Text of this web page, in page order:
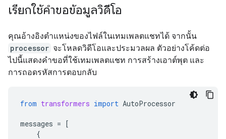
เรียกใช้คำขอข้อมูลวิดีโอ
คุณอ้างอิงตำแหน่งของไฟล์ในเทมเพลตแชทได้ จากนั้น
processor จะโหลดวิดีโอและประมวลผล ตัวอย่างโค้ดต่อ
ไปนี้แสดงคำขอที่ใช้เทมเพลตแชท การสร้างเอาต์พุต และ
การถอดรหัสการตอบกลับ
from transformers import AutoProcessor
messages = [
{